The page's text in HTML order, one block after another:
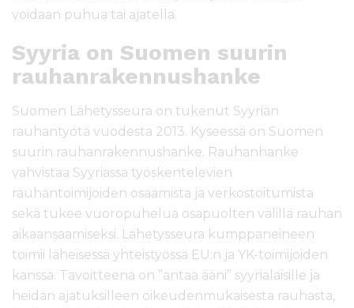
voidaan puhua tai ajatella.
Syyria on Suomen suurin
rauhanrakennushanke
Suomen Lähetysseura on tukenut Syyrian
rauhantyötä vuodesta 2013. Kyseessä on Suomen
suurin rauhanrakennushanke. Rauhanhanke
vahvistaa Syyriassa työskentelevien
rauhantoimijoiden osaamista ja verkostoitumista
sekä tukee vuoropuhelua osapuolten välillä rauhan
aikaansaamiseksi. Lähetysseura kumppaneineen
toimii läheisessä yhteistyössä EU:n ja YK-toimijoiden
kanssa. Tavoitteena on ”antaa ääni” syyrialaisille ja
heidän ajatuksilleen oikeudenmukaisesta rauhasta,